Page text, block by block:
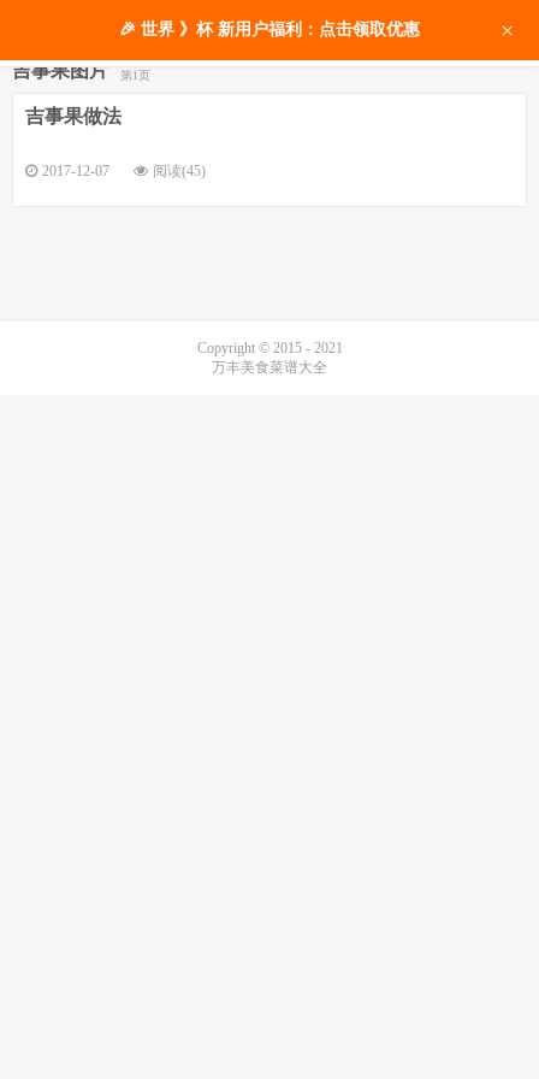
吉事果图片 第1页
吉事果做法
2017-12-07 阅读(45)
Copyright © 2015 - 2021
万丰美食菜谱大全
🎉 世界 》杯 新用户福利：点击领取优惠 ×